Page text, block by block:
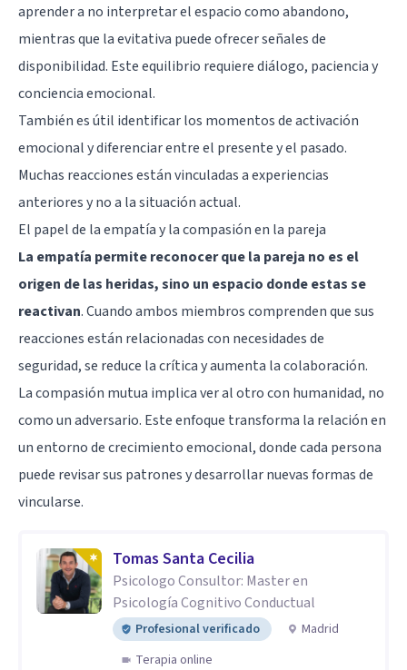
aprender a no interpretar el espacio como abandono,
mientras que la evitativa puede ofrecer señales de
disponibilidad. Este equilibrio requiere diálogo, paciencia y
conciencia emocional.
También es útil identificar los momentos de activación
emocional y diferenciar entre el presente y el pasado.
Muchas reacciones están vinculadas a experiencias
anteriores y no a la situación actual.
El papel de la empatía y la compasión en la pareja
La empatía permite reconocer que la pareja no es el
origen de las heridas, sino un espacio donde estas se
reactivan. Cuando ambos miembros comprenden que sus
reacciones están relacionadas con necesidades de
seguridad, se reduce la crítica y aumenta la colaboración.
La compasión mutua implica ver al otro con humanidad, no
como un adversario. Este enfoque transforma la relación en
un entorno de crecimiento emocional, donde cada persona
puede revisar sus patrones y desarrollar nuevas formas de
vincularse.
Tomas Santa Cecilia
Psicologo Consultor: Master en
Psicología Cognitivo Conductual
Profesional verificado
Madrid
Terapia online